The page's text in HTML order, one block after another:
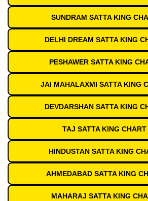
SUNDRAM SATTA KING
DELHI DREAM SATTA KING
PESHAWER SATTA KING
JAI MAHALAXMI SATTA KING
DEVDARSHAN SATTA KING
TAJ SATTA KING
HINDUSTAN SATTA KING
AHMEDABAD SATTA KING
MAHARAJ SATTA KING